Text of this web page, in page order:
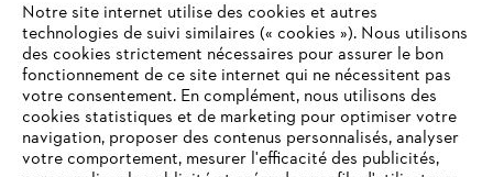
Notre site internet utilise des cookies et autres
technologies de suivi similaires (« cookies »). Nous utilisons
des cookies strictement nécessaires pour assurer le bon
fonctionnement de ce site internet qui ne nécessitent pas
votre consentement. En complément, nous utilisons des
cookies statistiques et de marketing pour optimiser votre
navigation, proposer des contenus personnalisés, analyser
votre comportement, mesurer l'efficacité des publicités,